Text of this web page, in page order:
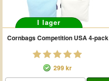
I lager
Cornbags Competition USA 4-pack
299 kr